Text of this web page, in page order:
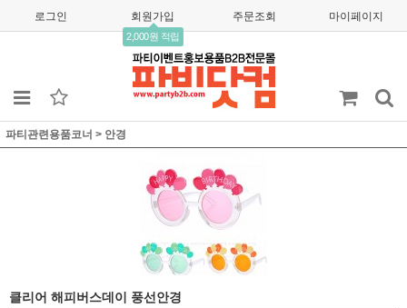
로그인 회원가입
2,000원 적립
주문조회 마이페이지
파티관련용품코너 > 안경
클리어 해피버스데이 풍선안경